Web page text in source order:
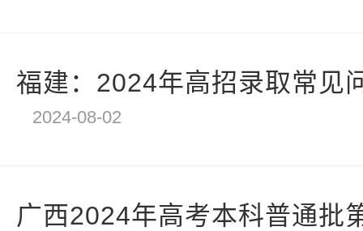
福建：2024年高招录取常见
2024-08-02
广西2024年高考本科普通批